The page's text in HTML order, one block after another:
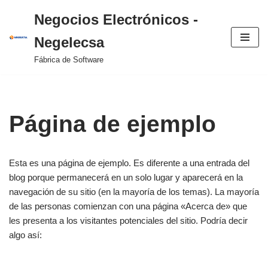
contenido
Negocios Electrónicos -
Negelecsa
Fábrica de Software
Página de ejemplo
Esta es una página de ejemplo. Es diferente a una entrada del
blog porque permanecerá en un solo lugar y aparecerá en la
navegación de su sitio (en la mayoría de los temas). La mayoría
de las personas comienzan con una página «Acerca de» que
les presenta a los visitantes potenciales del sitio. Podría decir
algo así: